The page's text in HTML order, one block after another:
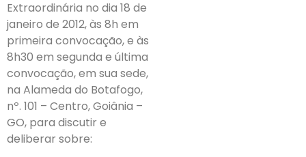
Extraordinária no dia 18 de
janeiro de 2012, às 8h em
primeira convocação, e às
8h30 em segunda e última
convocação, em sua sede,
na Alameda do Botafogo,
nº. 101 – Centro, Goiânia –
GO, para discutir e
deliberar sobre: